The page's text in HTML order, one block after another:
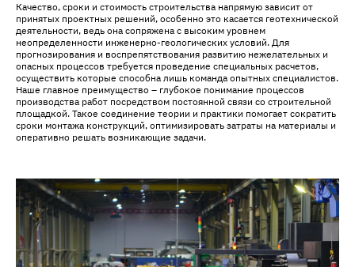
Качество, сроки и стоимость строительства напрямую зависит от
принятых проектных решений, особенно это касается геотехнической
деятельности, ведь она сопряжена с высоким уровнем
неопределенности инженерно-геологических условий. Для
прогнозирования и воспрепятствования развитию нежелательных и
опасных процессов требуется проведение специальных расчетов,
осуществить которые способна лишь команда опытных специалистов.
Наше главное преимущество – глубокое понимание процессов
производства работ посредством постоянной связи со строительной
площадкой. Такое соединение теории и практики помогает сократить
сроки монтажа конструкций, оптимизировать затраты на материалы и
оперативно решать возникающие задачи.